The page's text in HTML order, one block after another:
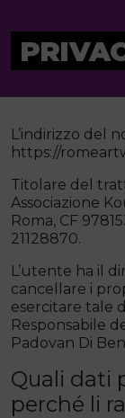
L’indirizzo del
https://
Titolare del
Associazione
Roma, CF
21128870.
L’utente ha il
cancellare i
esercitare tale
Responsabile
Padovan Di
Quali dati
perché li